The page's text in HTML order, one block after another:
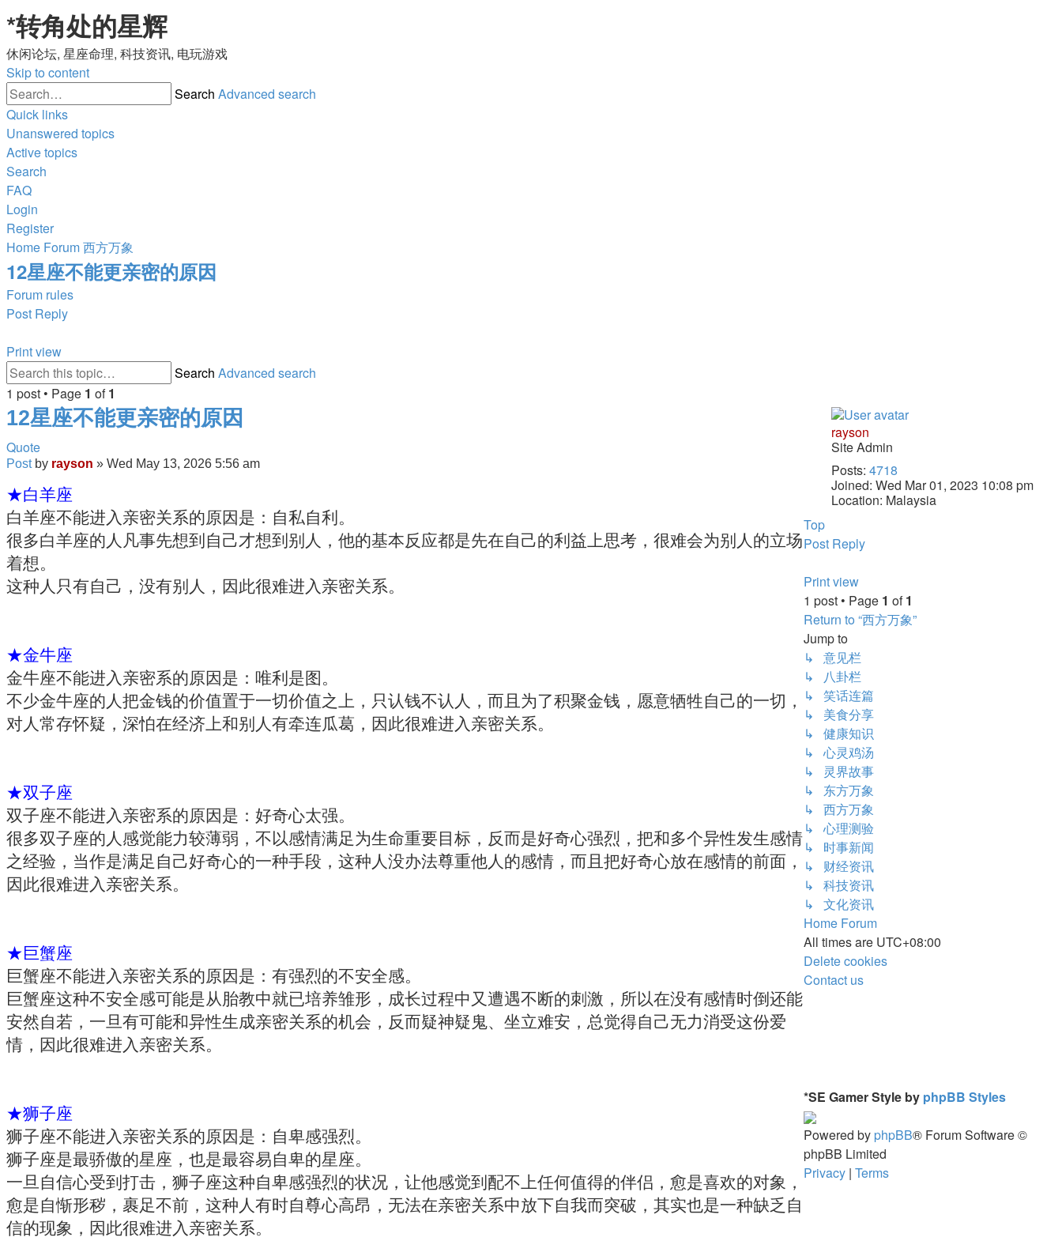
*转角处的星辉
休闲论坛, 星座命理, 科技资讯, 电玩游戏
Skip to content
Search Advanced search
Quick links
Unanswered topics
Active topics
Search
FAQ
Login
Register
Home Forum西方万象
12星座不能更亲密的原因
Forum rules
Post Reply
Print view
Search Advanced search
1 post • Page 1 of1
rayson
Site Admin
Posts: 4718
Joined: Wed Mar 01, 2023 10:08 pm
Location: Malaysia
12星座不能更亲密的原因
Quote
Post by rayson » Wed May 13, 2026 5:56 am
★白羊座
白羊座不能进入亲密关系的原因是：自私自利。
很多白羊座的人凡事先想到自己才想到别人，他的基本反应都是先在自己的利益上思考，很难会为别人的立场
着想。
这种人只有自己，没有别人，因此很难进入亲密关系。
★金牛座
金牛座不能进入亲密系的原因是：唯利是图。
不少金牛座的人把金钱的价值置于一切价值之上，只认钱不认人，而且为了积聚金钱，愿意牺牲自己的一切，
对人常存怀疑，深怕在经济上和别人有牵连瓜葛，因此很难进入亲密关系。
★双子座
双子座不能进入亲密系的原因是：好奇心太强。
很多双子座的人感觉能力较薄弱，不以感情满足为生命重要目标，反而是好奇心强烈，把和多个异性发生感情
之经验，当作是满足自己好奇心的一种手段，这种人没办法尊重他人的感情，而且把好奇心放在感情的前面，
因此很难进入亲密关系。
★巨蟹座
巨蟹座不能进入亲密关系的原因是：有强烈的不安全感。
巨蟹座这种不安全感可能是从胎教中就已培养雏形，成长过程中又遭遇不断的刺激，所以在没有感情时倒还能
安然自若，一旦有可能和异性生成亲密关系的机会，反而疑神疑鬼、坐立难安，总觉得自己无力消受这份爱
情，因此很难进入亲密关系。
★狮子座
狮子座不能进入亲密关系的原因是：自卑感强烈。
狮子座是最骄傲的星座，也是最容易自卑的星座。
一旦自信心受到打击，狮子座这种自卑感强烈的状况，让他感觉到配不上任何值得的伴侣，愈是喜欢的对象，
愈是自惭形秽，裹足不前，这种人有时自尊心高昂，无法在亲密关系中放下自我而突破，其实也是一种缺乏自
信的现象，因此很难进入亲密关系。
Top
Post Reply
Print view
1 post • Page 1 of1
Return to “西方万象”
Jump to
↳ 意见栏
↳ 八卦栏
↳ 笑话连篇
↳ 美食分享
↳ 健康知识
↳ 心灵鸡汤
↳ 灵界故事
↳ 东方万象
↳ 西方万象
↳ 心理测验
↳ 时事新闻
↳ 财经资讯
↳ 科技资讯
↳ 文化资讯
Home Forum
All times are UTC+08:00
Delete cookies
Contact us
*SE Gamer Style by phpBB Styles
Powered by phpBB® Forum Software ©
phpBB Limited
Privacy |Terms